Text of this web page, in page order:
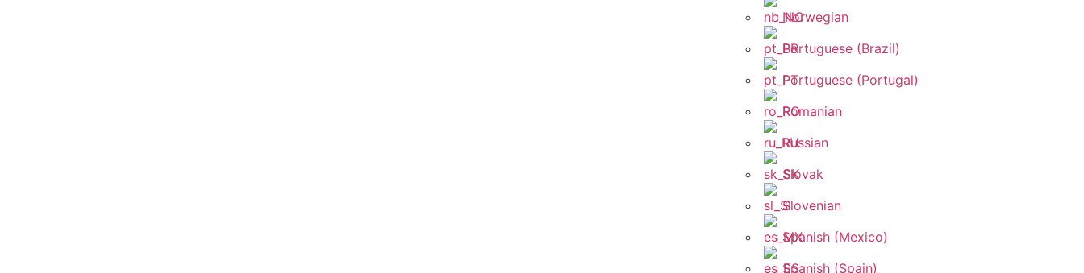
Norwegian
Portuguese (Brazil)
Portuguese (Portugal)
Romanian
Russian
Slovak
Slovenian
Spanish (Mexico)
Spanish (Spain)